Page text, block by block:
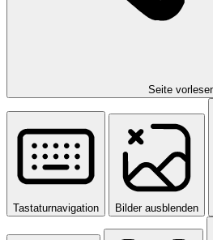
Seite
Tastaturnavigation Bilder ausblenden